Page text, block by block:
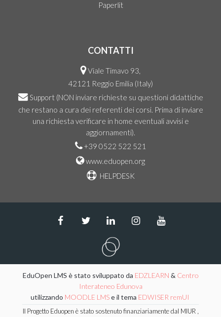
Paperlit
CONTATTI
Viale Timavo 93,
42121 Reggio Emilia (Italy)
Support (NON inviare richieste su questioni didattiche
che restano a cura dei referenti dei corsi. Prima di inviare
una richiesta verificare in home eventuali avvisi e
aggiornamenti).
+39 0522 522 521
www.eduopen.org
HELPDESK
EduOpen LMS è stato sviluppato da EDZLEARN & Centro
Interateneo Edunova
utilizzando MOODLE LMSe il tema EDWISER remUI
Il Progetto Eduopen è stato sostenuto finanziariamente dal MIUR ,